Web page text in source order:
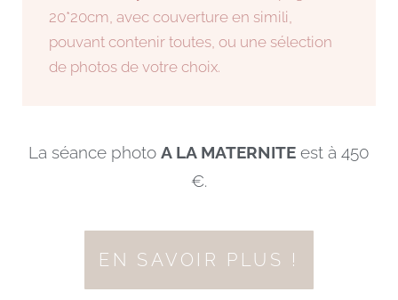
20*20cm, avec couverture en simili,
pouvant contenir toutes, ou une sélection
de photos de votre choix.
La séance photo A LA MATERNITE est à 450
€.
EN SAVOIR PLUS !